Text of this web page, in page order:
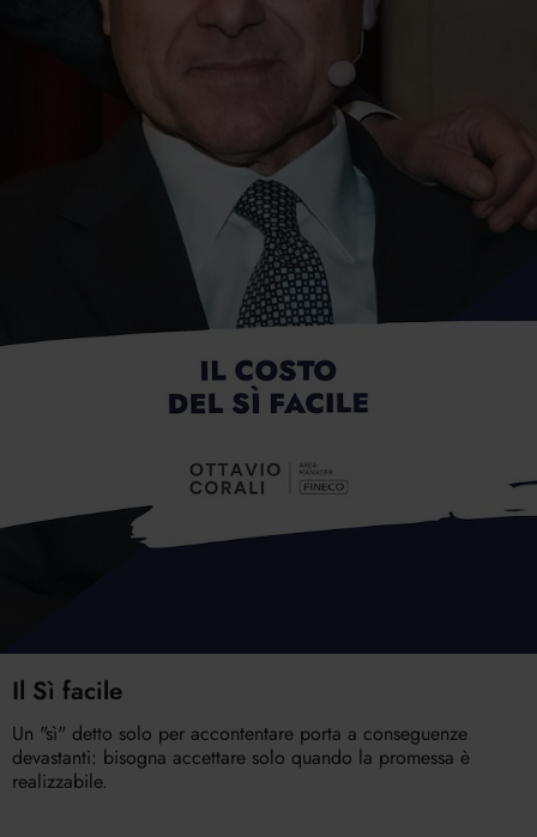
Il Sì facile
Un "sì" detto solo per accontentare porta a conseguenze
devastanti: bisogna accettare solo quando la promessa è
realizzabile.